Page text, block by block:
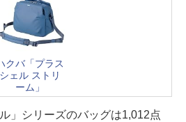
クバ「プラス
シェル ストリ
ーム」
」シリーズのバッグは1,012点